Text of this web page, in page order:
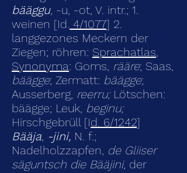
bääggu, -u, -ot, V. intr.; 1.
weinen [Id. 4/1077] 2.
langgezones Meckern der
Ziegen; röhren: Sprachatlas,
Synonyma: Goms, rääre; Saas,
bäägge; Zermatt: bäägge;
Ausserberg, reerru;Lötschen:
bäägge; Leuk, beginu;
Hirschgebrüll [Id. 6/1242]
Bääja, -jini, N. f.;
Nadelholzzapfen, de Gliiser
säguntsch die Bääjini, der